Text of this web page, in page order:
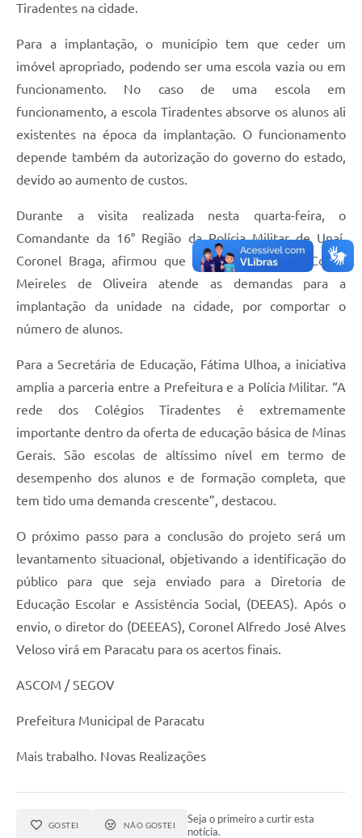
Tiradentes na cidade.
Para a implantação, o município tem que ceder um
imóvel apropriado, podendo ser uma escola vazia ou em
funcionamento. No caso de uma escola em
funcionamento, a escola Tiradentes absorve os alunos ali
existentes na época da implantação. O funcionamento
depende também da autorização do governo do estado,
devido ao aumento de custos.
Durante a visita realizada nesta quarta-feira, o
Comandante da 16° Região da Polícia Militar de Unaí,
Coronel Braga, afirmou que a Escola Municipal Coraci
Meireles de Oliveira atende as demandas para a
implantação da unidade na cidade, por comportar o
número de alunos.
Para a Secretária de Educação, Fátima Ulhoa, a iniciativa
amplia a parceria entre a Prefeitura e a Polícia Militar. “A
rede dos Colégios Tiradentes é extremamente
importante dentro da oferta de educação básica de Minas
Gerais. São escolas de altíssimo nível em termo de
desempenho dos alunos e de formação completa, que
tem tido uma demanda crescente”, destacou.
O próximo passo para a conclusão do projeto será um
levantamento situacional, objetivando a identificação do
público para que seja enviado para a Diretoria de
Educação Escolar e Assistência Social, (DEEAS). Após o
envio, o diretor do (DEEEAS), Coronel Alfredo José Alves
Veloso virá em Paracatu para os acertos finais.
ASCOM / SEGOV
Prefeitura Municipal de Paracatu
Mais trabalho. Novas Realizações
GOSTEI NÃO GOSTEI
Seja o primeiro a curtir esta
notícia.